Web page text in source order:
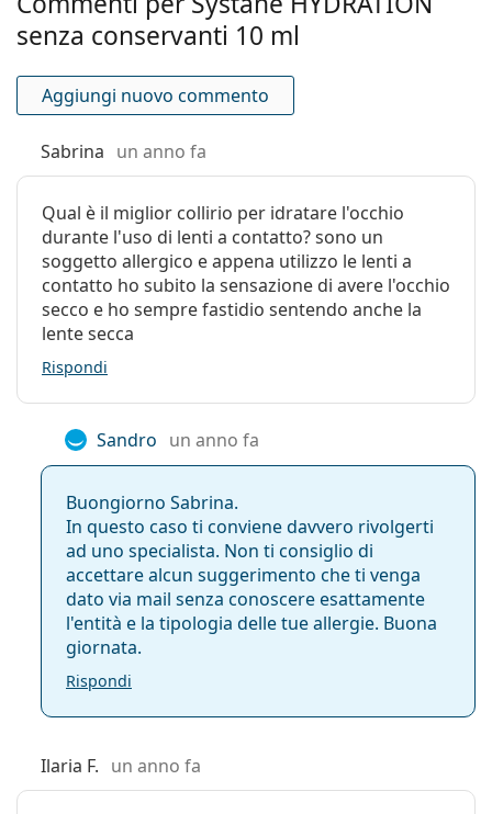
combinazione unica di componenti inattivi che
aiuta a mantenere i lubrificanti a doppia azione sulla
bottiglia con tecnologia PureFlowTM - una bottiglia
facile da usare con una valvola unidirezionale
conservanti.
dall'apertura:
3 mesi
Scadenza:
Almeno 15 mesi
Si può usare con
le lenti:
Sì
Altro
Categorie:
Gocce per occhi
Accessori
senza conservanti 10 ml
Aggiungi nuovo commento
Sabrina un anno fa
Qual è il miglior collirio per idratare l'occhio
durante l'uso di lenti a contatto? sono un
soggetto allergico e appena utilizzo le lenti a
contatto ho subito la sensazione di avere l'occhio
secco e ho sempre fastidio sentendo anche la
lente secca
Rispondi
Sandro un anno fa
Buongiorno Sabrina.
In questo caso ti conviene davvero rivolgerti
ad uno specialista. Non ti consiglio di
accettare alcun suggerimento che ti venga
dato via mail senza conoscere esattamente
l'entità e la tipologia delle tue allergie. Buona
giornata.
Rispondi
Ilaria F. un anno fa